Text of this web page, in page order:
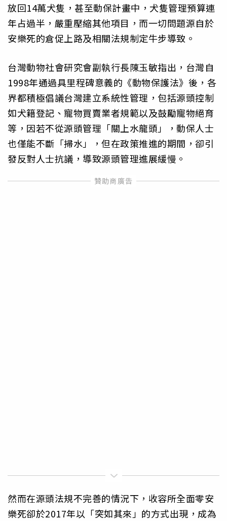
放回14萬犬隻，甚至動保計畫中，犬隻管理預算連
年占過半，嚴重壓縮其他項目，而一切問題源自於
安樂死的倉促上路及相關法規制定牛步導致。
台灣動物社會研究會副執行長陳玉敏指出，台灣自
1998年通過具里程碑意義的《動物保護法》後，各
界都積極倡議台灣建立系統性管理，包括源頭控制
如犬籍登記、寵物買賣業者規範以及鼓勵寵物絕育
等，因若不從源頭管理「關上水龍頭」，動保人士
也僅能不斷「掃水」，但在政策推進的期間，卻引
發反對人士抗議，導致源頭管理進展緩慢。
然而在源頭法規不完善的情況下，收容所全面零安
樂死卻於2017年以「突如其來」的方式出現，成為